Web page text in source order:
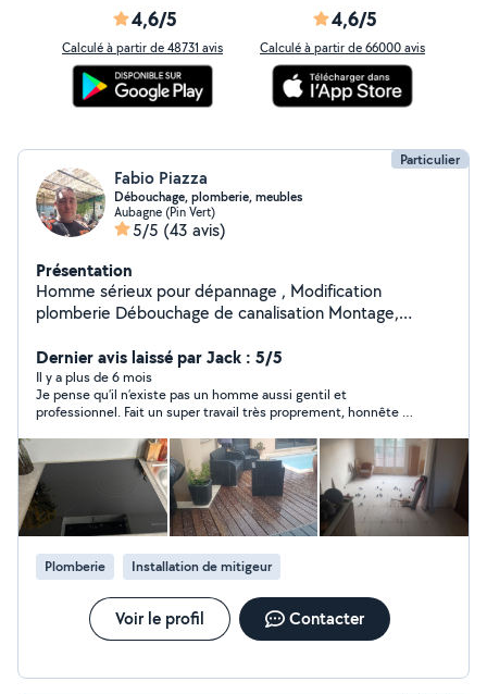
4,6/5
Calculé à partir de 48731 avis
4,6/5
Calculé à partir de 66000 avis
Particulier
Fabio Piazza
Débouchage, plomberie, meubles
Aubagne (Pin Vert)
5/5 (43 avis)
Présentation
Homme sérieux pour dépannage , Modification
plomberie Débouchage de canalisation Montage,
maçonnerie Pose tringle de rideaux , lustres ect
Location matériel électroportatif de maçonnerie ( faire
demande du matériel disponibles ) Karcher, souffleur /
Aspirateur de feuilles Tronçonneuse , fendeuse bois ,
carrelette , Scie à eau sur pied coupe carreaux Livraison
possible / Retrait en supplément
Dernier avis laissé par Jack : 5/5
Il y a plus de 6 mois
Je pense qu’il n’existe pas un homme aussi gentil et
professionnel. Fait un super travail très proprement, honnête ça
Plomberie Installation de mitigeur
Voir le profil Contacter